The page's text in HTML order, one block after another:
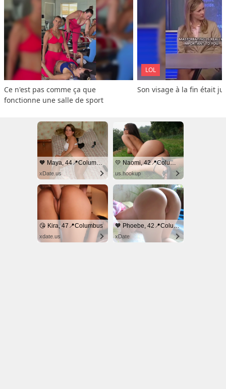
Ce n'est pas comme ça que
fonctionne une salle de sport
LOL
Son visage à la fin était